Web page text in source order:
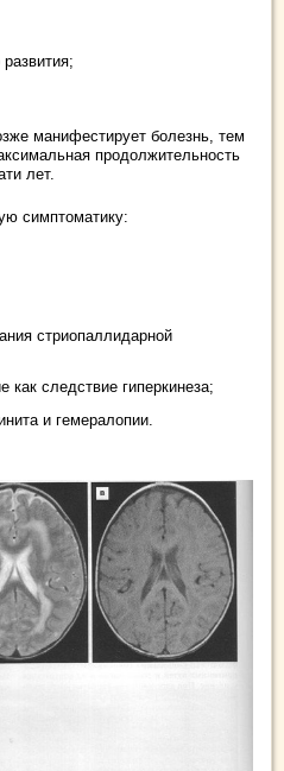
манифестирует болезнь, тем
продолжительность
лет.
симптоматику:
стриопаллидарной
как следствие гиперкинеза;
и гемералопии.